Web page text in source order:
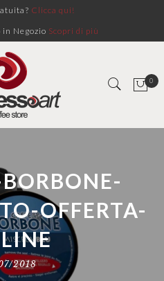
Clicca qui!
Negozio Scopri di più
0
OFFERTA-
2018